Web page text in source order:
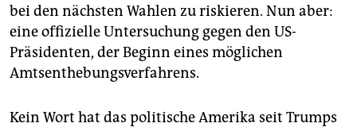
bei den nächsten Wahlen zu riskieren. Nun aber:
eine offizielle Untersuchung gegen den US-
Präsidenten, der Beginn eines möglichen
Amtsenthebungsverfahrens.
Kein Wort hat das politische Amerika seit Trumps